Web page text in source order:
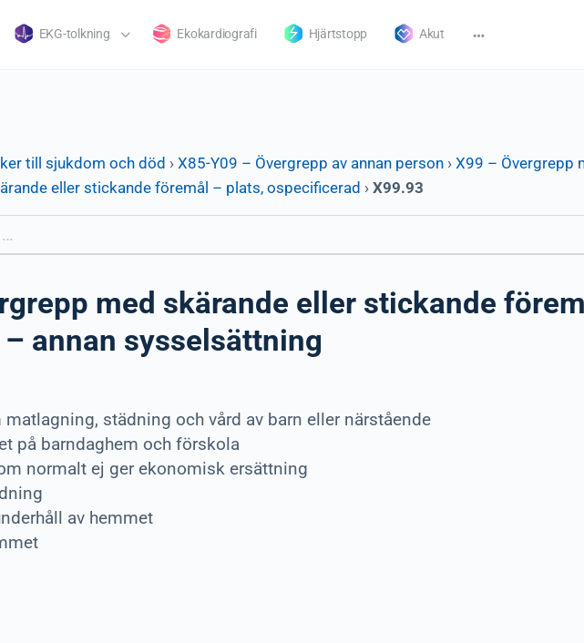
EKG-tolkning Ekokardiografi Hjärtstopp Akut
till sjukdom och död › X85-Y09 – Övergrepp av annan person › X99 – Övergrepp
eller stickande föremål – plats, ospecificerad › X99.93
med skärande eller stickande
annan sysselsättning
städning och vård av barn eller närstående
på barndaghem och förskola
normalt ej ger ekonomisk ersättning
av hemmet